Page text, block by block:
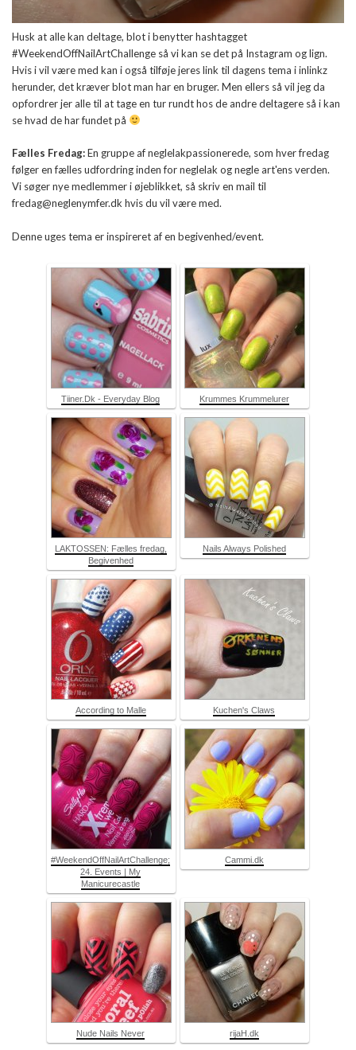
Husk at alle kan deltage, blot i benytter hashtagget
#WeekendOffNailArtChallenge så vi kan se det på Instagram og lign.
Hvis i vil være med kan i også tilføje jeres link til dagens tema i inlinkz
herunder, det kræver blot man har en bruger. Men ellers så vil jeg da
opfordrer jer alle til at tage en tur rundt hos de andre deltagere så i kan
se hvad de har fundet på
Fælles Fredag:En gruppe af neglelakpassionerede, som hver fredag
følger en fælles udfordring inden for neglelak og negle art'ens verden.
Vi søger nye medlemmer i øjeblikket, så skriv en mail til
fredag@neglenymfer.dk hvis du vil være med.
Denne uges tema er inspireret af en begivenhed/event.
Tiiner.Dk - Everyday Blog Krummes Krummelurer
LAKTOSSEN: Fælles fredag,
Begivenhed
Nails Always Polished
According to Malle Kuchen's Claws
#WeekendOffNailArtChallenge;
24. Events | My
Manicurecastle
Cammi.dk
Nude Nails Never rijaH.dk